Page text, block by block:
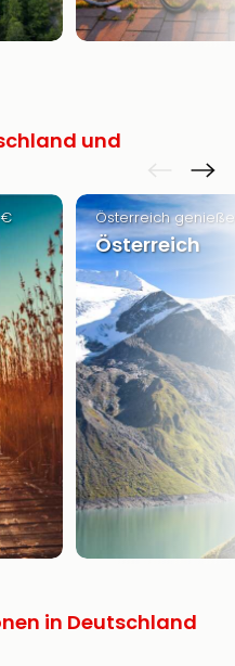
und
Österreich
Österreich
in Deutschland